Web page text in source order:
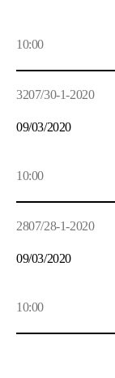
10:00
3207/30-1-2020
09/03/2020
10:00
2807/28-1-2020
09/03/2020
10:00